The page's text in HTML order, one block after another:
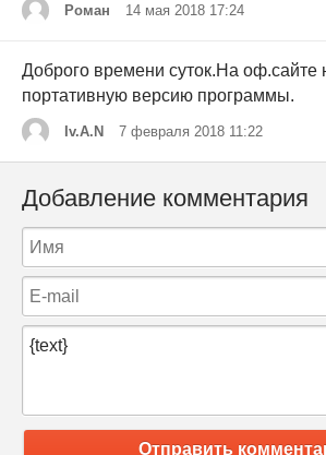
Роман 14 мая 2018 17:24
Доброго времени суток.На оф.сайте
портативную версию программы.
Iv.A.N 7 февраля 2018 11:22
Добавление комментария
Отправить